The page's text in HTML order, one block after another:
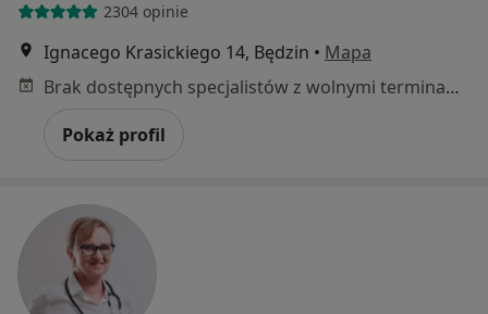
2304 opinie
Ignacego Krasickiego 14, Będzin • Mapa
Brak dostępnych specjalistów z wolnymi terminami w tym centrum medycznym.
Pokaż profil